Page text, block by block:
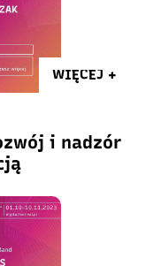
WIĘCEJ +
i nadzór